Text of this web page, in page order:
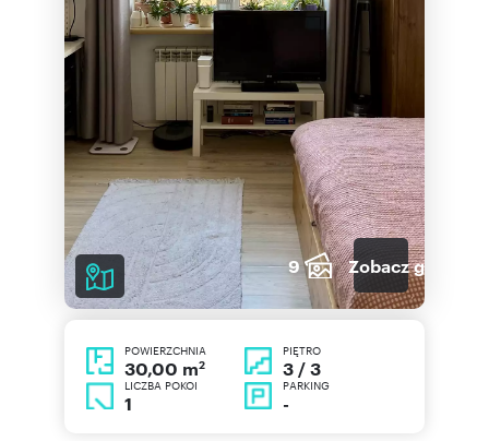
9 Zobacz galerię
POWIERZCHNIA
30,00 m2
PIĘTRO
3 / 3
LICZBA POKOI
1
PARKING
-